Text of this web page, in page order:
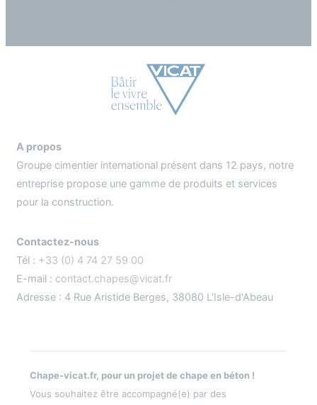
A propos
Groupe cimentier international présent dans 12 pays, notre
entreprise propose une gamme de produits et services
pour la construction.
Contactez-nous
Tél : +33 (0) 4 74 27 59 00
E-mail : contact.chapes@vicat.fr
Adresse : 4 Rue Aristide Berges, 38080 L'Isle-d'Abeau
Chape-vicat.fr, pour un projet de chape en béton !
Vous souhaitez être accompagné(e) par des